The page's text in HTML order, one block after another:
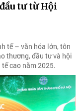
tư từ Hội
tế – văn hóa lớn, tôn
thương, đầu tư và hội
cao năm 2025.